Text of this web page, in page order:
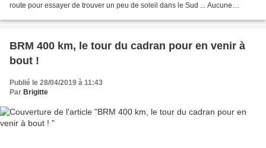
route pour essayer de trouver un peu de soleil dans le Sud ... Aucune
BRM 400 km, le tour du cadran pour en venir à
bout !
Publié le 28/04/2019 à 11:43
Par Brigitte